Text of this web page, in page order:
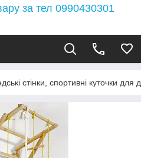
за тел 0990430301
стінки, спортивні куточки для